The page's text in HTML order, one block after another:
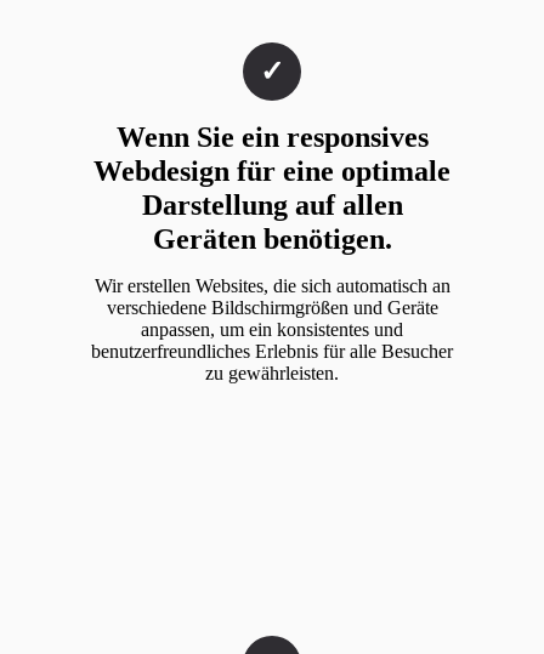
Wenn Sie ein responsives
Webdesign für eine optimale
Darstellung auf allen
Geräten benötigen.
Wir erstellen Websites, die sich automatisch an
verschiedene Bildschirmgrößen und Geräte
anpassen, um ein konsistentes und
benutzerfreundliches Erlebnis für alle Besucher
zu gewährleisten.